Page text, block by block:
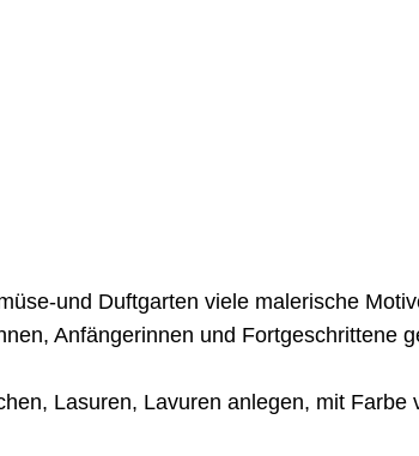
und Duftgarten viele malerische
Anfängerinnen und Fortgeschrittene
Lasuren, Lavuren anlegen, mit Farbe